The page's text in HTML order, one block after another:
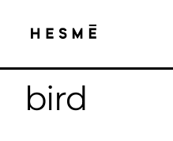
bird